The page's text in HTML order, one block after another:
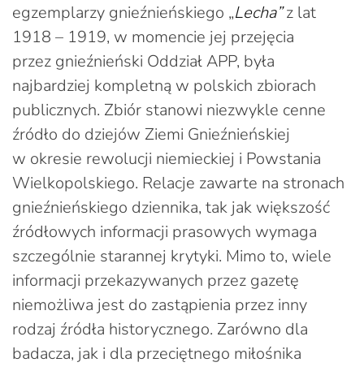
egzemplarzy gnieźnieńskiego „Lecha”z lat
1918 – 1919, w momencie jej przejęcia
przez gnieźnieński Oddział APP, była
najbardziej kompletną w polskich zbiorach
publicznych. Zbiór stanowi niezwykle cenne
źródło do dziejów Ziemi Gnieźnieńskiej
w okresie rewolucji niemieckiej i Powstania
Wielkopolskiego. Relacje zawarte na stronach
gnieźnieńskiego dziennika, tak jak większość
źródłowych informacji prasowych wymaga
szczególnie starannej krytyki. Mimo to, wiele
informacji przekazywanych przez gazetę
niemożliwa jest do zastąpienia przez inny
rodzaj źródła historycznego. Zarówno dla
badacza, jak i dla przeciętnego miłośnika